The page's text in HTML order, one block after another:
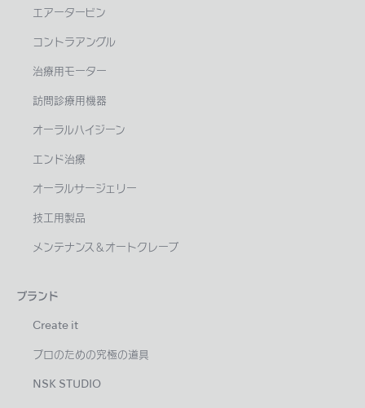
エアータービン
コントラアングル
治療用モーター
訪問診療用機器
オーラルハイジーン
エンド治療
オーラルサージェリー
技工用製品
メンテナンス＆オートクレーブ
ブランド
Create it
プロのための究極の道具
NSK STUDIO